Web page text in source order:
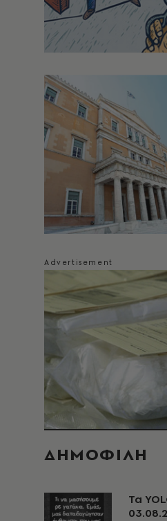
ΔΗΜΟΦΙΛΗ
Τα